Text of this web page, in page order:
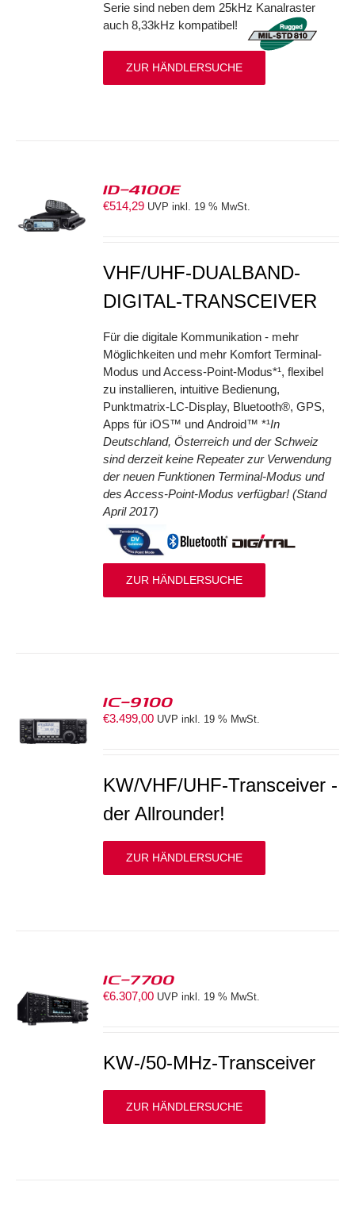
Serie sind neben dem 25kHz Kanalraster
auch 8,33kHz kompatibel!
ZUR HÄNDLERSUCHE
ID-4100E
€514,29 UVP inkl. 19 % MwSt.
VHF/UHF-DUALBAND-
DIGITAL-TRANSCEIVER
Für die digitale Kommunikation - mehr
Möglichkeiten und mehr Komfort Terminal-
Modus und Access-Point-Modus*¹, flexibel
zu installieren, intuitive Bedienung,
Punktmatrix-LC-Display, Bluetooth®, GPS,
Apps für iOS™ und Android™ *¹In
Deutschland, Österreich und der Schweiz
sind derzeit keine Repeater zur Verwendung
der neuen Funktionen Terminal-Modus und
des Access-Point-Modus verfügbar! (Stand
April 2017)
ZUR HÄNDLERSUCHE
IC-9100
€3.499,00 UVP inkl. 19 % MwSt.
KW/VHF/UHF-Transceiver -
der Allrounder!
ZUR HÄNDLERSUCHE
IC-7700
€6.307,00 UVP inkl. 19 % MwSt.
KW-/50-MHz-Transceiver
ZUR HÄNDLERSUCHE